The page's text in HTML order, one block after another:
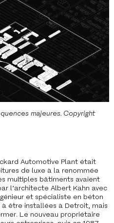
majeures. Copyright
Automotive Plant était
de luxe à la renommée
multiples bâtiments avaient
l’architecte Albert Kahn avec
et spécialiste en béton
être installées à Detroit, mais
Le nouveau propriétaire